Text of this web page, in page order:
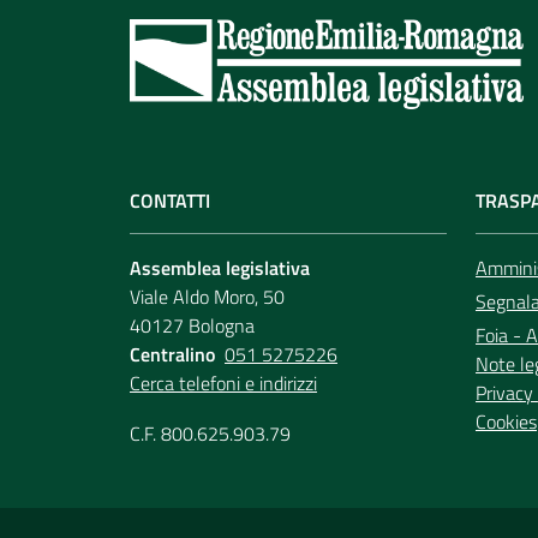
CONTATTI
Assemblea legislativa
Viale Aldo Moro, 50
40127 Bologna
Centralino 051 5275226
Cerca telefoni e indirizzi
C.F. 800.625.903.79
Foia -
Note
Cookies